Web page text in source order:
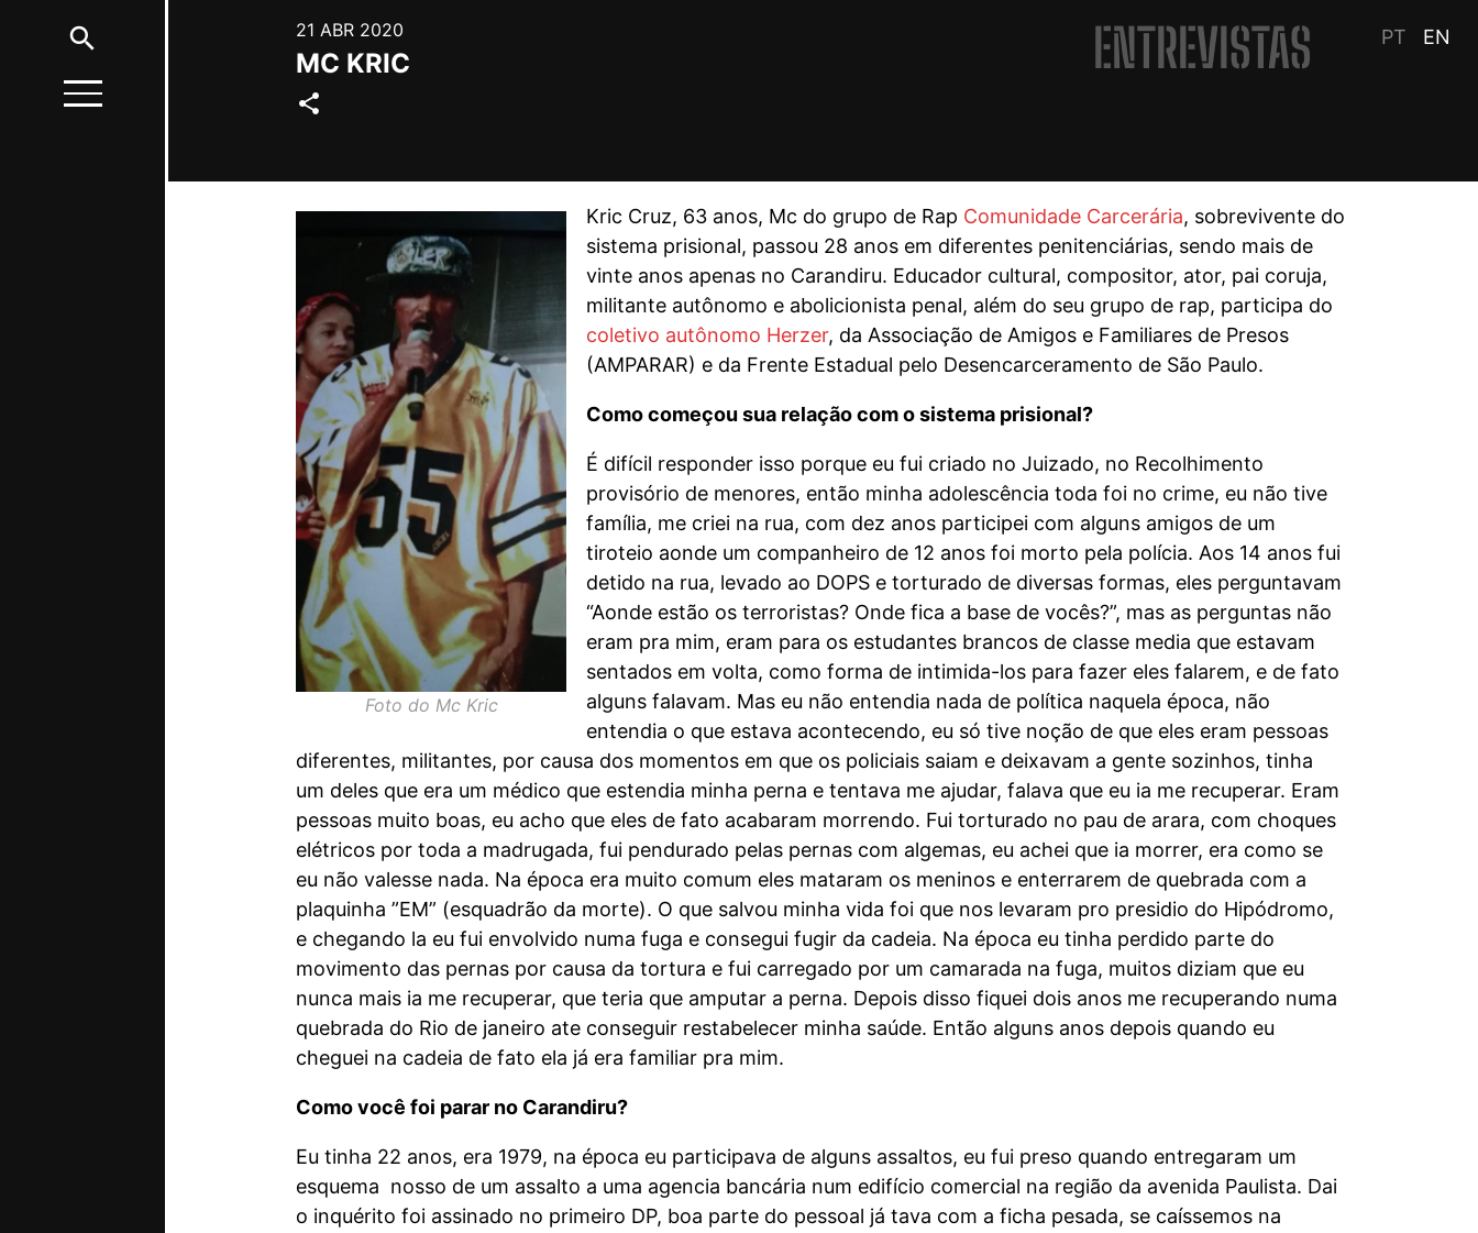
PT EN
search ENTREVISTAS
21 ABR 2020
MC KRIC
share
Foto do Mc Kric
Kric Cruz, 63 anos, Mc do grupo de Rap Comunidade Carcerária, sobrevivente do
sistema prisional, passou 28 anos em diferentes penitenciárias, sendo mais de
vinte anos apenas no Carandiru. Educador cultural, compositor, ator, pai coruja,
militante autônomo e abolicionista penal, além do seu grupo de rap, participa do
coletivo autônomo Herzer, da Associação de Amigos e Familiares de Presos
(AMPARAR) e da Frente Estadual pelo Desencarceramento de São Paulo.
Como começou sua relação com o sistema prisional?
É difícil responder isso porque eu fui criado no Juizado, no Recolhimento
provisório de menores, então minha adolescência toda foi no crime, eu não tive
família, me criei na rua, com dez anos participei com alguns amigos de um
tiroteio aonde um companheiro de 12 anos foi morto pela polícia. Aos 14 anos fui
detido na rua, levado ao DOPS e torturado de diversas formas, eles perguntavam
“Aonde estão os terroristas? Onde fica a base de vocês?”, mas as perguntas não
eram pra mim, eram para os estudantes brancos de classe media que estavam
sentados em volta, como forma de intimida-los para fazer eles falarem, e de fato
alguns falavam. Mas eu não entendia nada de política naquela época, não
entendia o que estava acontecendo, eu só tive noção de que eles eram pessoas
diferentes, militantes, por causa dos momentos em que os policiais saiam e deixavam a gente sozinhos, tinha
um deles que era um médico que estendia minha perna e tentava me ajudar, falava que eu ia me recuperar. Eram
pessoas muito boas, eu acho que eles de fato acabaram morrendo. Fui torturado no pau de arara, com choques
elétricos por toda a madrugada, fui pendurado pelas pernas com algemas, eu achei que ia morrer, era como se
eu não valesse nada. Na época era muito comum eles mataram os meninos e enterrarem de quebrada com a
plaquinha ”EM” (esquadrão da morte). O que salvou minha vida foi que nos levaram pro presidio do Hipódromo,
e chegando la eu fui envolvido numa fuga e consegui fugir da cadeia. Na época eu tinha perdido parte do
movimento das pernas por causa da tortura e fui carregado por um camarada na fuga, muitos diziam que eu
nunca mais ia me recuperar, que teria que amputar a perna. Depois disso fiquei dois anos me recuperando numa
quebrada do Rio de janeiro ate conseguir restabelecer minha saúde. Então alguns anos depois quando eu
cheguei na cadeia de fato ela já era familiar pra mim.
Como você foi parar no Carandiru?
Eu tinha 22 anos, era 1979, na época eu participava de alguns assaltos, eu fui preso quando entregaram um
esquema nosso de um assalto a uma agencia bancária num edifício comercial na região da avenida Paulista. Dai
o inquérito foi assinado no primeiro DP, boa parte do pessoal já tava com a ficha pesada, se caíssemos na